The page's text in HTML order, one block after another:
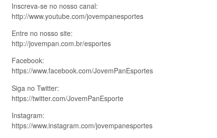
Inscreva-se no nosso canal:
http://www.youtube.com/jovempanesportes
Entre no nosso site:
http://jovempan.com.br/esportes
Facebook:
https://www.facebook.com/JovemPanEsportes
Siga no Twitter:
https://twitter.com/JovemPanEsporte
Instagram:
https://www.instagram.com/jovempanesportes